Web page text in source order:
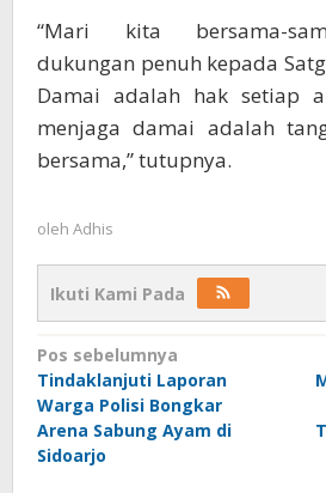
“Mari kita bersama-
dukungan penuh kepada
Damai adalah hak setiap
menjaga damai adalah
bersama,” tutupnya.
oleh Adhis
Ikuti Kami Pada
Navigasi
pos
Pos sebelumnya
Tindaklanjuti Laporan
Warga Polisi Bongkar
Arena Sabung Ayam di
Sidoarjo